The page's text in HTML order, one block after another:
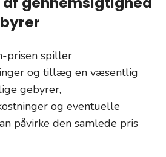
prisen spiller
og tillæg en væsentlig
gebyrer,
og eventuelle
påvirke den samlede pris